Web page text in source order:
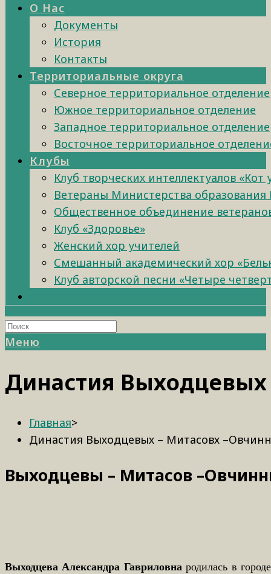
О Нас
Документы
История
Контакты
Территориальные округа
Северное территориальное отделение
Южное территориальное отделение
Западное территориальное отделение
Восточное территориальное
Клубы
Клуб творческих интеллектуалов «Кот
Ветераны Министерства образования
Общественное объединение
Клуб «Здоровье»
Женский хор учителей
Смешанный академический хор
Клуб авторской песни «Четыре
Меню
Династия
Главная>
Династия Выходцевых – Митасовх
Выходцевы – Митасов
Выходцева Александра Гавриловнародилась в